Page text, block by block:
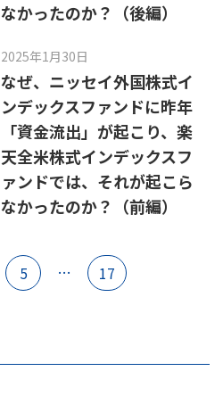
なかったのか？（後編）
2025年1月30日
なぜ、ニッセイ外国株式イ
ンデックスファンドに昨年
「資金流出」が起こり、楽
天全米株式インデックスフ
ァンドでは、それが起こら
なかったのか？（前編）
5 …
17